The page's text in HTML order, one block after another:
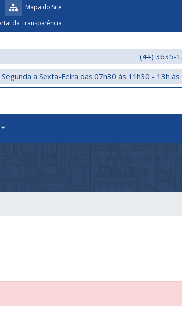
Mapa do Site
da Transparência
(44) 3635-
Segunda a Sexta-Feira das 07h30 às 11h30 - 13h às